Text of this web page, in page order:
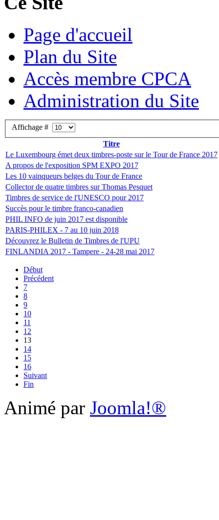
Page d'accueil
Plan du Site
Accès membre CPCA
Administration du Site
Affichage #
Titre
Le Luxembourg émet deux timbres-poste sur le Tour de France 2017
A propos de l'exposition SPM EXPO 2017
Les 10 vainqueurs belges du Tour de France
Collector de quatre timbres sur Thomas Pesquet
Timbres de service de l'UNESCO pour 2017
Succès pour le timbre franco-canadien
PHIL INFO de juin 2017 est disponible
PARIS-PHILEX - 7 au 10 juin 2018
Découvrez le Bulletin de Timbres de l'UPU
FINLANDIA 2017 - Tampere - 24-28 mai 2017
Début
Précédent
7
8
9
10
11
12
13
14
15
16
Suivant
Fin
Animé par Joomla!®